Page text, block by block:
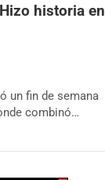
historia en
un fin de semana
combinó…